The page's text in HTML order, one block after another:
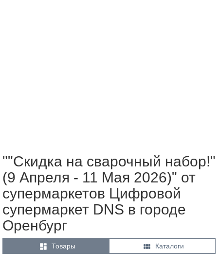
""Скидка на сварочный набор!"
(9 Апреля - 11 Мая 2026)" от
супермаркетов Цифровой
супермаркет DNS в городе
Оренбург
 Товары  Каталоги